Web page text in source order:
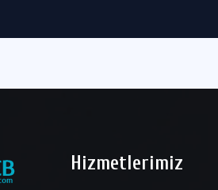
Hizmetlerimiz